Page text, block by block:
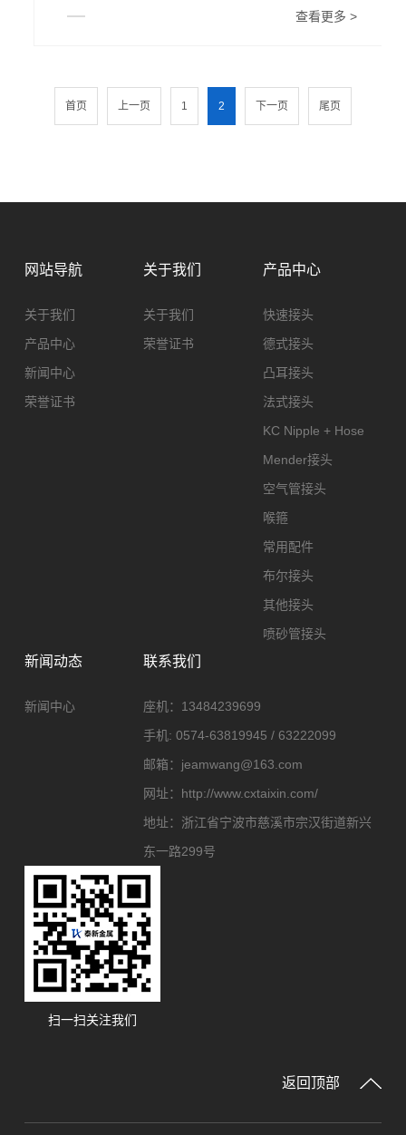
查看更多 >
首页 上一页 1 2 下一页 尾页
网站导航
关于我们
产品中心
新闻中心
荣誉证书
关于我们
关于我们
荣誉证书
产品中心
快速接头
德式接头
凸耳接头
法式接头
KC Nipple + Hose
Mender接头
空气管接头
喉箍
常用配件
布尔接头
其他接头
喷砂管接头
新闻动态
新闻中心
联系我们
座机： 13484239699
手机:0574-63819945 / 63222099
邮箱： jeamwang@163.com
网址： http://www.cxtaixin.com/
地址： 浙江省宁波市慈溪市宗汉街道新兴
东一路299号
扫一扫关注我们
返回顶部